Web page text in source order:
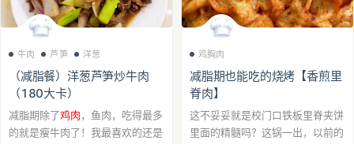
牛肉 芦笋 洋葱
（减脂餐）洋葱芦笋炒牛肉
（180大卡）
减脂期除了鸡肉，鱼肉，吃得最多
的就是瘦牛肉了！我最喜欢的还是
鸡胸肉
减脂期也能吃的烧烤【香煎里
脊肉】
这不妥妥就是校门口铁板里脊夹饼
里面的精髓吗？这锅一出，以前的